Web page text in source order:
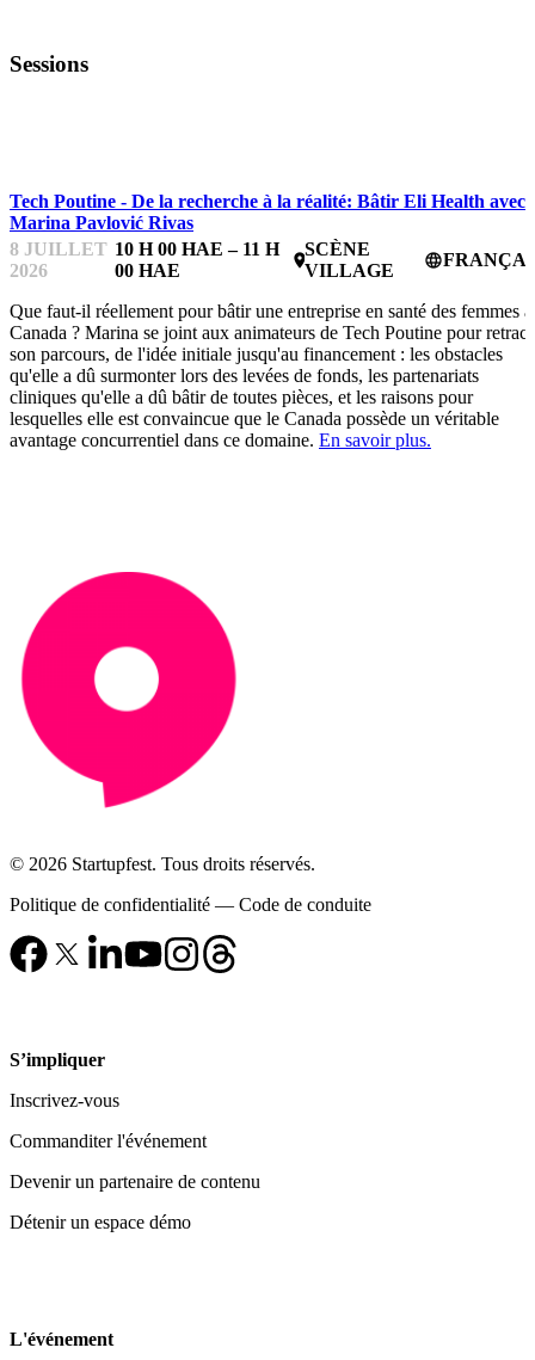
Sessions
Tech Poutine - De la recherche à la réalité: Bâtir Eli Health avec
Marina Pavlović Rivas
8 JUILLET
2026
10 H 00 HAE – 11 H
00 HAE
place
SCÈNE
VILLAGE
language
Que faut-il réellement pour bâtir une entreprise en santé des femmes
Canada ? Marina se joint aux animateurs de Tech Poutine pour
son parcours, de l'idée initiale jusqu'au financement : les obstacles
qu'elle a dû surmonter lors des levées de fonds, les partenariats
cliniques qu'elle a dû bâtir de toutes pièces, et les raisons pour
lesquelles elle est convaincue que le Canada possède un véritable
avantage concurrentiel dans ce domaine. En savoir plus.
© 2026 Startupfest. Tous droits réservés.
Politique de confidentialité — Code de conduite
S’impliquer
Inscrivez-vous
Commanditer l'événement
Devenir un partenaire de contenu
Détenir un espace démo
L'événement